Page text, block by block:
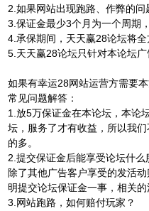
2.如果网站出现跑路、作弊的
3.保证金最少3个月为一个周期
4.承保期间，天天赢28论坛将
5.天天赢28论坛只针对本论坛
如果有幸运28网站运营方需要
常见问题解答：
1.放5万保证金在本论坛，本论
坛，服务了才有收益，所以我
的多。
2.提交保证金后能享受论坛什么
除了其他广告客户享受的发活
明提交论坛保证金一事，相关
3.网站跑路，如何赔付玩家？